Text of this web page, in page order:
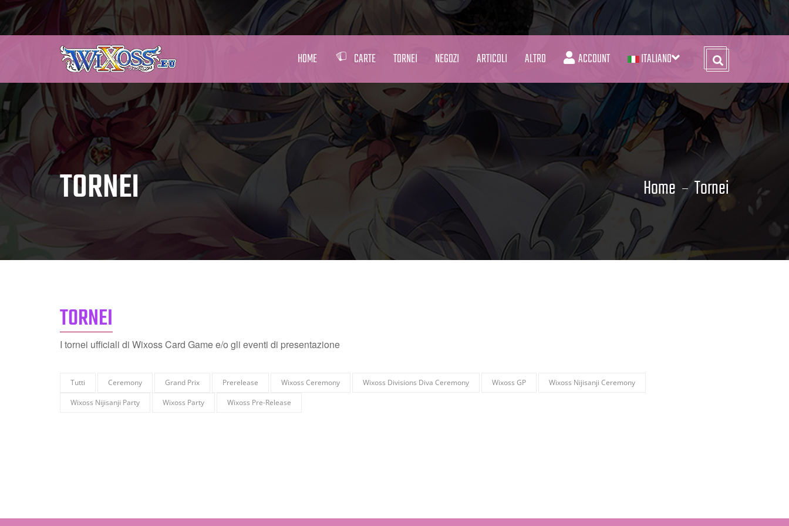
HOME CARTE TORNEI NEGOZI ARTICOLI ALTRO ACCOUNT ITALIANO
TORNEI Home Tornei
TORNEI
I tornei ufficiali di Wixoss Card Game e/o gli eventi di presentazione
Tutti Ceremony Grand Prix Prerelease Wixoss Ceremony Wixoss Divisions Diva Ceremony Wixoss GP
Wixoss Nijisanji Ceremony
Wixoss Nijisanji Party
Wixoss Party Wixoss Pre-Release